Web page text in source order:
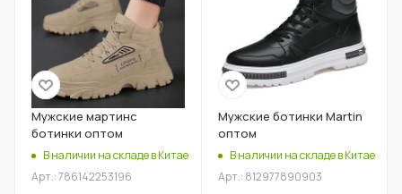
Мужские мартинс
ботинки оптом
В наличии на складе в Китае
Арт.: 786142253196
Мужские ботинки Martin
оптом
В наличии на складе в Китае
Арт.: 812977890903